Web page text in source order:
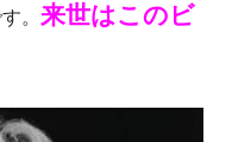
。 来世はこのビ